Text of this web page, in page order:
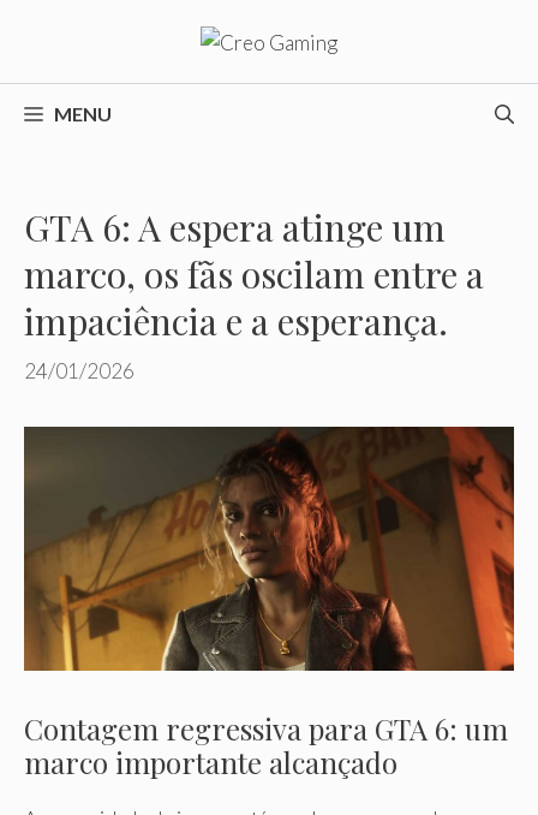
o
conteúdoMENU
GTA 6: A espera atinge um
marco, os fãs oscilam entre a
impaciência e a esperança.
24/01/2026
Contagem regressiva para GTA 6: um
marco importante alcançado